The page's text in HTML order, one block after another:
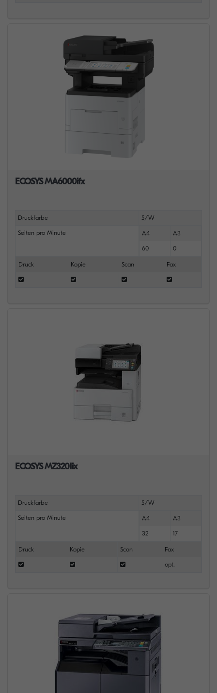
ECOSYS MA6000ifx
Druckfarbe S/W
Seiten pro Minute A4 A3
60 0
Druck Kopie Scan Fax
ECOSYS MZ3201ix
Druckfarbe S/W
Seiten pro Minute A4 A3
32 17
Druck Kopie Scan Fax
opt.